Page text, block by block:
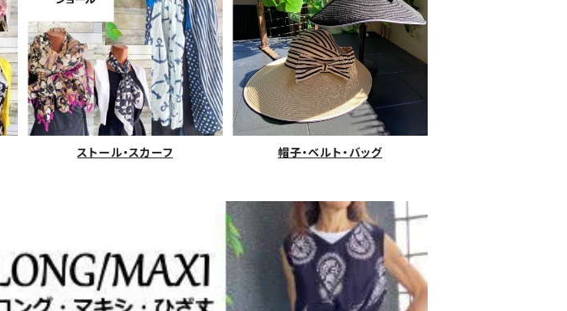
ストール・スカーフ 帽子・ベルト・バッグ